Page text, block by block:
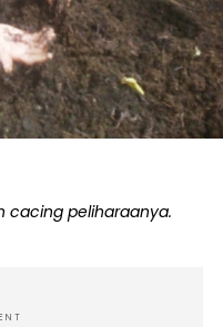
cacing peliharaanya.